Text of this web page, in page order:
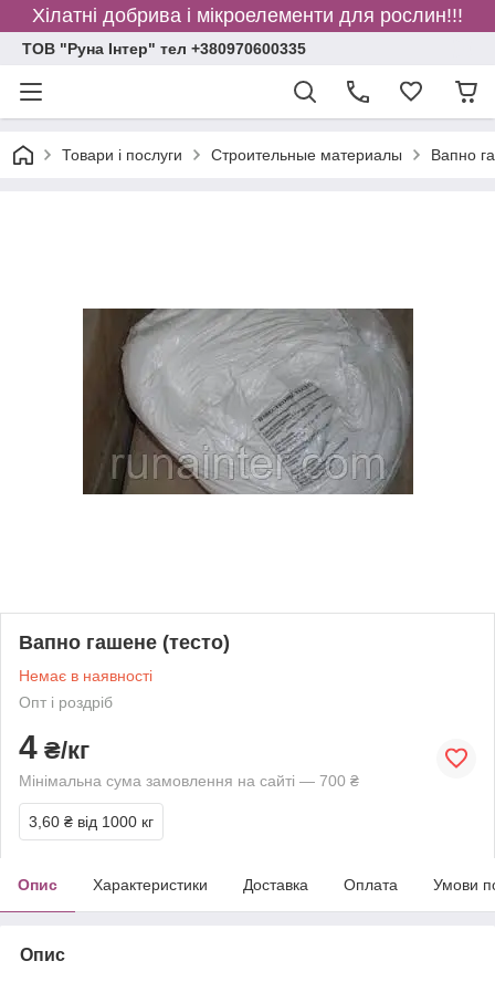
Хілатні добрива і мікроелементи для рослин!!!
ТОВ "Руна Інтер" тел +380970600335
Товари і послуги Строительные материалы Вапно
Вапно гашене (тесто)
Немає в наявності
Опт і роздріб
4 ₴/кг
Мінімальна сума замовлення на сайті — 700 ₴
3,60 ₴ від 1000 кг
Опис Характеристики Доставка Оплата Умови
Опис